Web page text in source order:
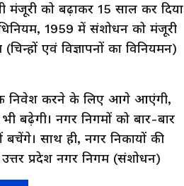
को बढ़ाकर 15 साल कर दिया
1959 में संशोधन को मंजूरी
एवं विज्ञापनों का विनियमन)
निवेश करने के लिए आगे आएंगी,
बढ़ेगी। नगर निगमों को बार-बार
साथ ही, नगर निकायों की
प्रदेश नगर निगम (संशोधन)